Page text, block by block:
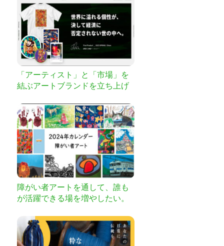
「アーティスト」と「市場」を
結ぶアートブランドを立ち上げ
障がい者アートを通して、誰も
が活躍できる場を増やしたい。